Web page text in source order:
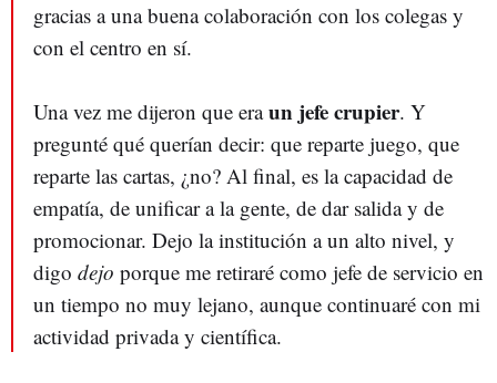
gracias a una buena colaboración con los colegas y
con el centro en sí.
Una vez me dijeron que eraun jefe crupier. Y
pregunté qué querían decir: que reparte juego, que
reparte las cartas, ¿no? Al final, es la capacidad de
empatía, de unificar a la gente, de dar salida y de
promocionar. Dejo la institución a un alto nivel, y
digo dejo porque me retiraré como jefe de servicio en
un tiempo no muy lejano, aunque continuaré con mi
actividad privada y científica.